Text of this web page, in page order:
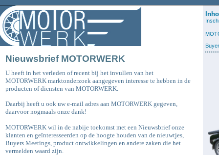
Nieuwsbrief MOTORWERK
U heeft in het verleden of recent bij het invullen van het
MOTORWERK marktonderzoek aangegeven interesse te hebben in de
producten of diensten van MOTORWERK.
Daarbij heeft u ook uw e-mail adres aan MOTORWERK gegeven,
daarvoor nogmaals onze dank!
MOTORWERK wil in de nabije toekomst met een Nieuwsbrief onze
klanten en geïnteresseerden op de hoogte houden van de nieuwtjes,
Buyers Meetings, product ontwikkelingen en andere zaken die het
vermelden waard zijn.